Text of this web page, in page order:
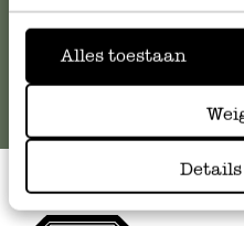
Alles toestaan
Online-Kundenservice